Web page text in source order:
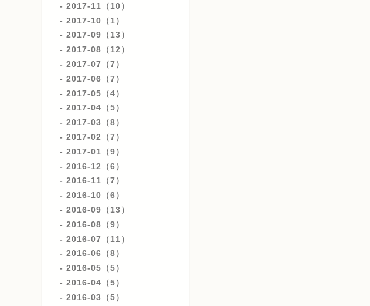
2017-11（10）
2017-10（1）
2017-09（13）
2017-08（12）
2017-07（7）
2017-06（7）
2017-05（4）
2017-04（5）
2017-03（8）
2017-02（7）
2017-01（9）
2016-12（6）
2016-11（7）
2016-10（6）
2016-09（13）
2016-08（9）
2016-07（11）
2016-06（8）
2016-05（5）
2016-04（5）
2016-03（5）